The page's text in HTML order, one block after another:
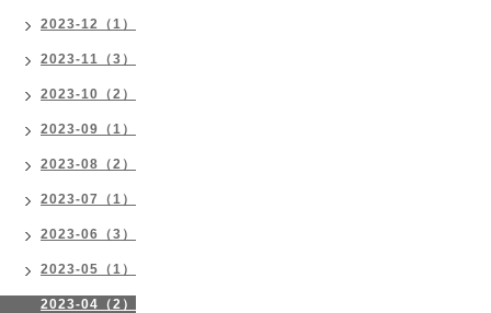
2023-12（1）
2023-11（3）
2023-10（2）
2023-09（1）
2023-08（2）
2023-07（1）
2023-06（3）
2023-05（1）
2023-04（2）